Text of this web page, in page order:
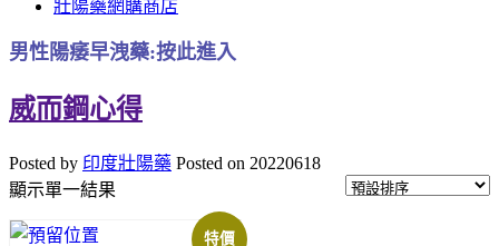
壯陽藥網購商店
男性陽痿早洩藥:按此進入
威而鋼心得
Posted by 印度壯陽藥 Posted on 20220618
顯示單一結果
特價